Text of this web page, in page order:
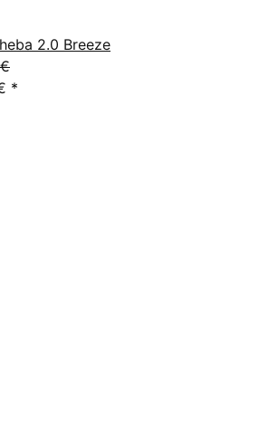
2.0 Breeze
*